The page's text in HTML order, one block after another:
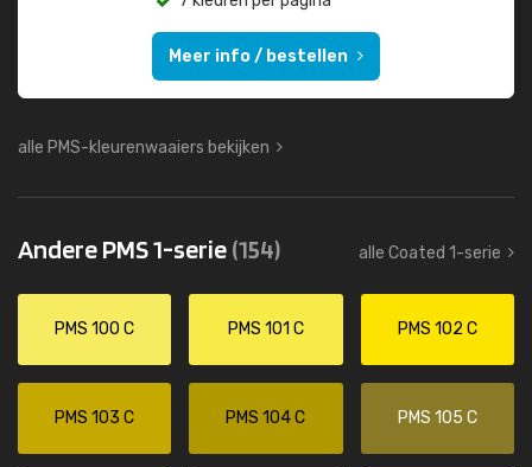
Meer info / bestellen
alle PMS-kleurenwaaiers bekijken
Andere PMS 1-serie(154) alle Coated 1-serie
PMS 100 C PMS 101 C PMS 102 C
PMS 103 C PMS 104 C PMS 105 C